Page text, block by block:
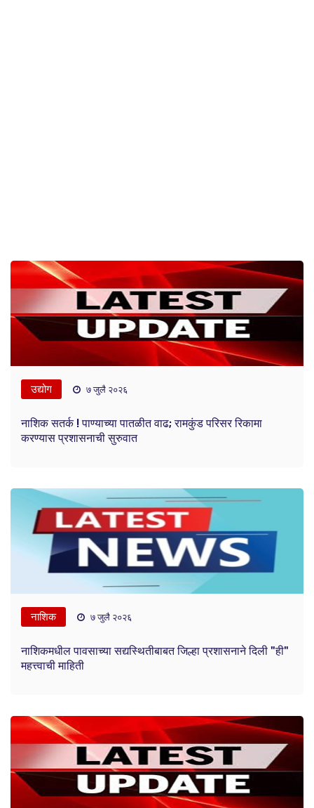
उद्योग ७ जुलै २०२६
नाशिक सतर्क ! पाण्याच्या पातळीत वाढ; रामकुंड परिसर रिकामा
करण्यास प्रशासनाची सुरुवात
नाशिक ७ जुलै २०२६
नाशिकमधील पावसाच्या सद्यस्थितीबाबत जिल्हा प्रशासनाने दिली "ही"
महत्त्वाची माहिती